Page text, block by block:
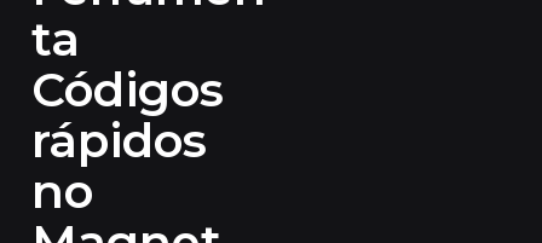
ta
Códigos
rápidos
no